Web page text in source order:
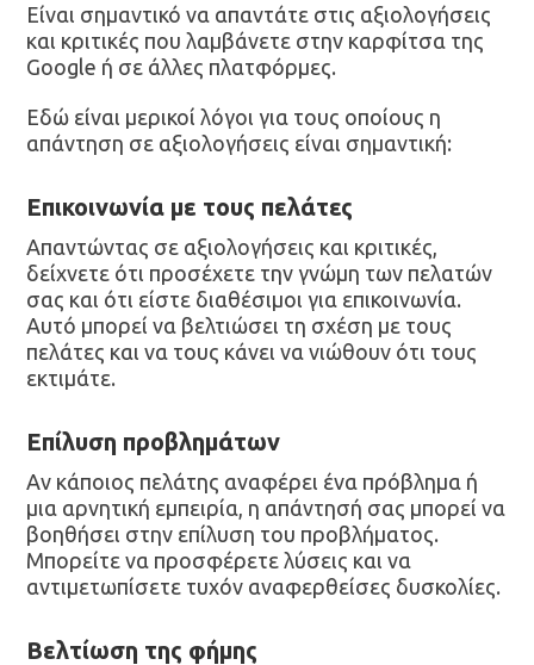
Είναι σημαντικό να απαντάτε στις αξιολογήσεις
και κριτικές που λαμβάνετε στην καρφίτσα της
Google ή σε άλλες πλατφόρμες.
Εδώ είναι μερικοί λόγοι για τους οποίους η
απάντηση σε αξιολογήσεις είναι σημαντική:
Επικοινωνία με τους πελάτες
Απαντώντας σε αξιολογήσεις και κριτικές,
δείχνετε ότι προσέχετε την γνώμη των πελατών
σας και ότι είστε διαθέσιμοι για επικοινωνία.
Αυτό μπορεί να βελτιώσει τη σχέση με τους
πελάτες και να τους κάνει να νιώθουν ότι τους
εκτιμάτε.
Επίλυση προβλημάτων
Αν κάποιος πελάτης αναφέρει ένα πρόβλημα ή
μια αρνητική εμπειρία, η απάντησή σας μπορεί να
βοηθήσει στην επίλυση του προβλήματος.
Μπορείτε να προσφέρετε λύσεις και να
αντιμετωπίσετε τυχόν αναφερθείσες δυσκολίες.
Βελτίωση της φήμης